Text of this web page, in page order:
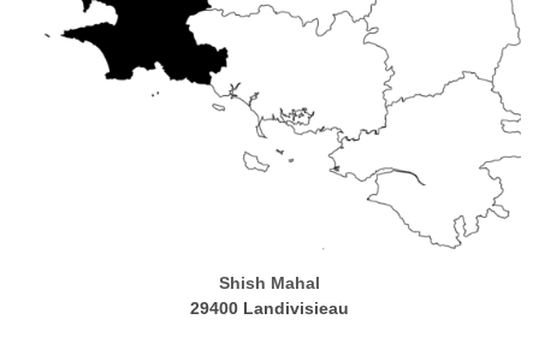
Shish Mahal
29400 Landivisieau